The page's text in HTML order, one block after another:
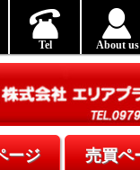
Tel About us